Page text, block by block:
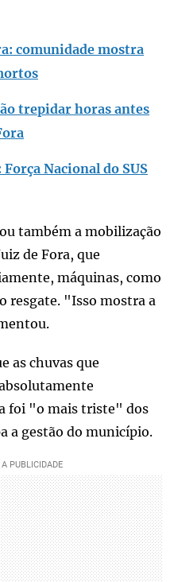
comunidade mostra
trepidar horas antes
Nacional do SUS
também a mobilização
de Fora, que
máquinas, como
resgate. "Isso mostra a
as chuvas que
foi "o mais triste" dos
a gestão do município.